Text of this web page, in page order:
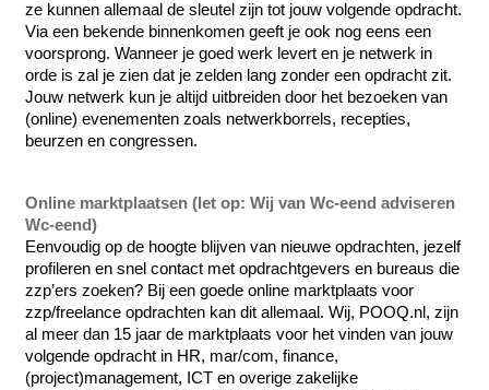
ze kunnen allemaal de sleutel zijn tot jouw volgende opdracht.
Via een bekende binnenkomen geeft je ook nog eens een
voorsprong. Wanneer je goed werk levert en je netwerk in
orde is zal je zien dat je zelden lang zonder een opdracht zit.
Jouw netwerk kun je altijd uitbreiden door het bezoeken van
(online) evenementen zoals netwerkborrels, recepties,
beurzen en congressen.
Online marktplaatsen (let op: Wij van Wc-eend adviseren
Wc-eend)
Eenvoudig op de hoogte blijven van nieuwe opdrachten, jezelf
profileren en snel contact met opdrachtgevers en bureaus die
zzp’ers zoeken? Bij een goede online marktplaats voor
zzp/freelance opdrachten kan dit allemaal. Wij, POOQ.nl, zijn
al meer dan 15 jaar de marktplaats voor het vinden van jouw
volgende opdracht in HR, mar/com, finance,
(project)management, ICT en overige zakelijke